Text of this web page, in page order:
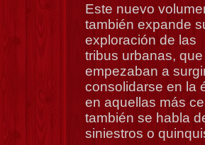
Este nuevo
también expande
exploración de las
tribus urbanas, que
empezaban a
consolidarse en la
en aquellas más
también se habla
siniestros o